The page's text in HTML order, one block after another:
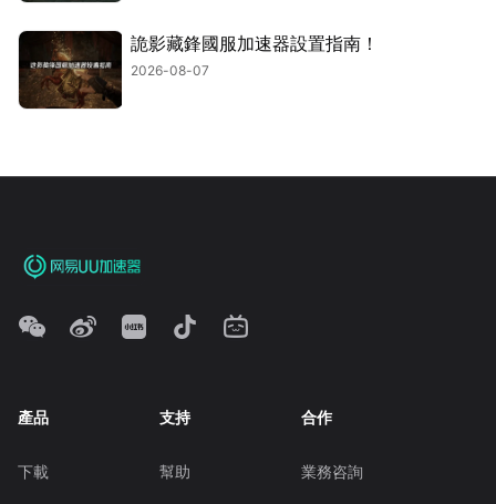
詭影藏鋒國服加速器設置指南！
2026-08-07
產品
下載
支持
幫助
合作
業務咨詢